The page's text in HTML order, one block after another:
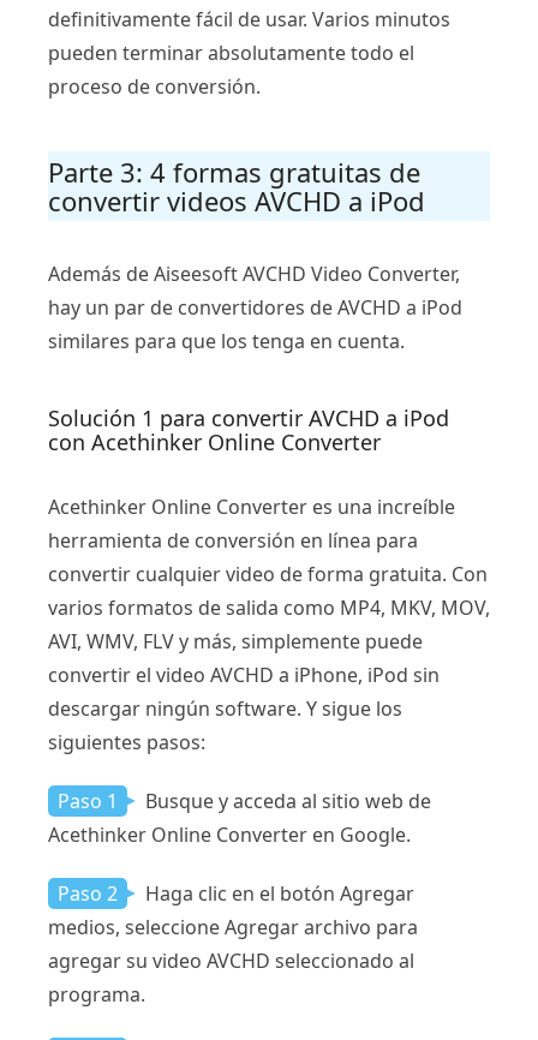
definitivamente fácil de usar. Varios minutos
pueden terminar absolutamente todo el
proceso de conversión.
Parte 3: 4 formas gratuitas de
convertir videos AVCHD a iPod
Además de Aiseesoft AVCHD Video Converter,
hay un par de convertidores de AVCHD a iPod
similares para que los tenga en cuenta.
Solución 1 para convertir AVCHD a iPod
con Acethinker Online Converter
Acethinker Online Converter es una increíble
herramienta de conversión en línea para
convertir cualquier video de forma gratuita. Con
varios formatos de salida como MP4, MKV, MOV,
AVI, WMV, FLV y más, simplemente puede
convertir el video AVCHD a iPhone, iPod sin
descargar ningún software. Y sigue los
siguientes pasos:
Paso 1
Busque y acceda al sitio web de
Acethinker Online Converter en Google.
Paso 2
Haga clic en el botón Agregar
medios, seleccione Agregar archivo para
agregar su video AVCHD seleccionado al
programa.